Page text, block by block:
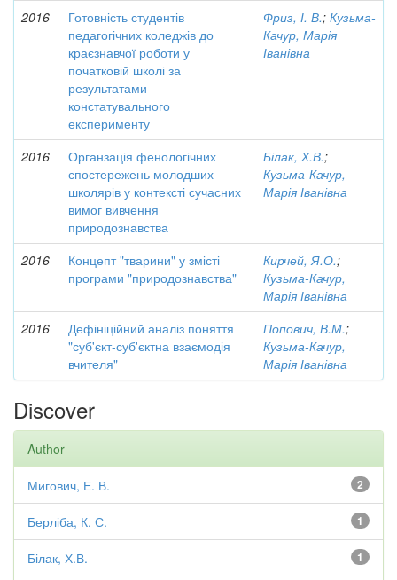
2016
Готовність студентів
педагогічних коледжів до
краєзнавчої роботи у
початковій школі за
результатами
констатувального
експерименту
Фриз, І. В.; Кузьма-
Качур, Марія
Іванівна
2016
Органзація фенологічних
спостережень молодших
школярів у контексті сучасних
вимог вивчення
природознавства
Білак, Х.В.;
Кузьма-Качур,
Марія Іванівна
2016
Концепт "тварини" у змісті
програми "природознавства"
Кирчей, Я.О.;
Кузьма-Качур,
Марія Іванівна
2016
Дефініційний аналіз поняття
"суб'єкт-суб'єктна взаємодія
вчителя"
Попович, В.М.;
Кузьма-Качур,
Марія Іванівна
Discover
Author
2
Мигович, Е. В.
1
Берліба, К. С.
1
Білак, Х.В.